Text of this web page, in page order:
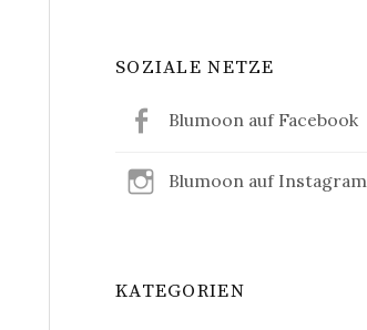
SOZIALE NETZE
Blumoon auf Facebook
Blumoon auf Instagram
KATEGORIEN